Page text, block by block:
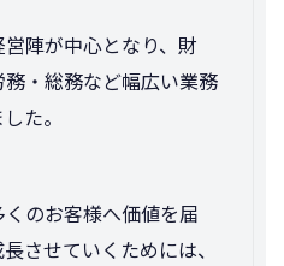
陣が中心となり、財
・総務など幅広い業務
た。
のお客様へ価値を届
させていくためには、